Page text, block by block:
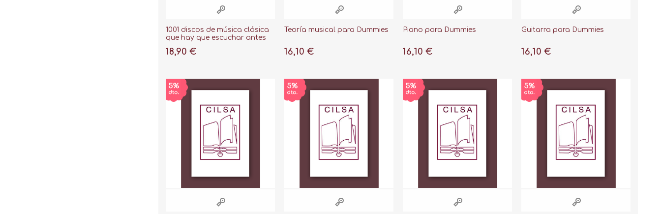
1001 discos de música clásica
que hay que escuchar antes
18,90 €
Teoría musical para Dummies
16,10 €
Piano para Dummies
16,10 €
Guitarra para Dummies
16,10 €